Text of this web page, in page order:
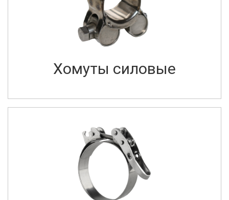
Хомуты силовые